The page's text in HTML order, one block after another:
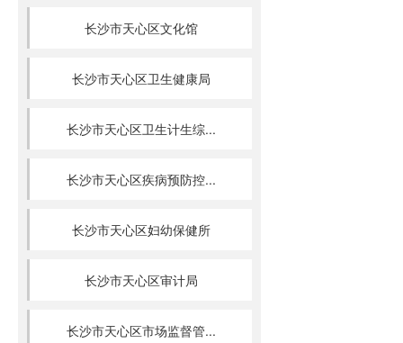
长沙市天心区文化馆
长沙市天心区卫生健康局
长沙市天心区卫生计生综...
长沙市天心区疾病预防控...
长沙市天心区妇幼保健所
长沙市天心区审计局
长沙市天心区市场监督管...